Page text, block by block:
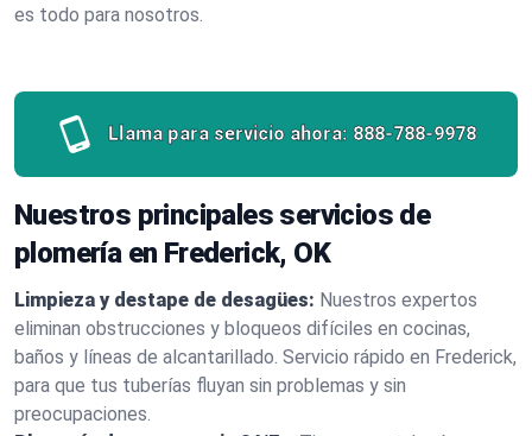
es todo para nosotros.
Llama para servicio ahora: 888-788-9978
Nuestros principales servicios de
plomería en Frederick, OK
Limpieza y destape de desagües: Nuestros expertos
eliminan obstrucciones y bloqueos difíciles en cocinas,
baños y líneas de alcantarillado. Servicio rápido en Frederick,
para que tus tuberías fluyan sin problemas y sin
preocupaciones.